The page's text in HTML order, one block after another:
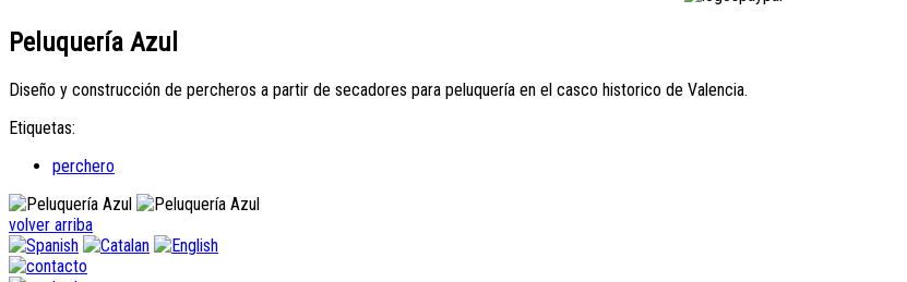
Peluquería Azul
Diseño y construcción de percheros a partir de secadores para peluquería en el casco historico de Valencia.
Etiquetas:
perchero
volver arriba